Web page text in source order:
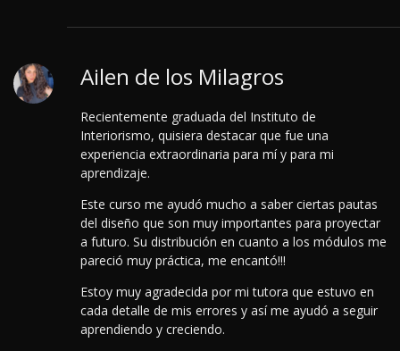
Ailen de los Milagros
Recientemente graduada del Instituto de
Interiorismo, quisiera destacar que fue una
experiencia extraordinaria para mí y para mi
aprendizaje.
Este curso me ayudó mucho a saber ciertas pautas
del diseño que son muy importantes para proyectar
a futuro. Su distribución en cuanto a los módulos me
pareció muy práctica, me encantó!!!
Estoy muy agradecida por mi tutora que estuvo en
cada detalle de mis errores y así me ayudó a seguir
aprendiendo y creciendo.